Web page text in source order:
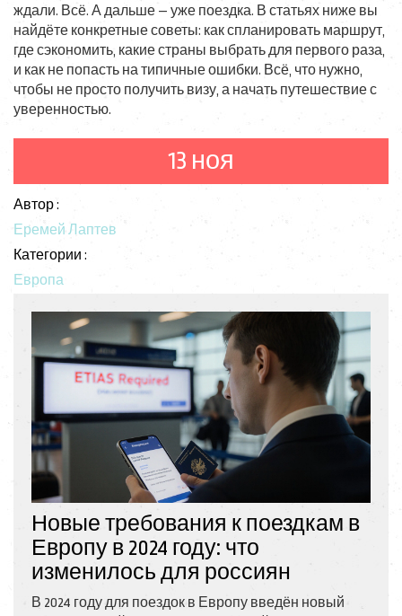
ждали. Всё. А дальше — уже поездка. В статьях ниже вы
найдёте конкретные советы: как спланировать маршрут,
где сэкономить, какие страны выбрать для первого раза,
и как не попасть на типичные ошибки. Всё, что нужно,
чтобы не просто получить визу, а начать путешествие с
уверенностью.
13 ноя
Автор :
Еремей Лаптев
Категории :
Европа
Новые требования к поездкам в
Европу в 2024 году: что
изменилось для россиян
В 2024 году для поездок в Европу введён новый